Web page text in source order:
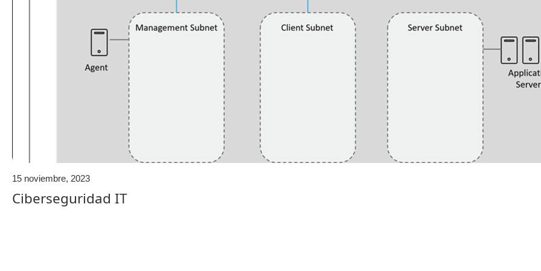
15 noviembre, 2023
Ciberseguridad IT